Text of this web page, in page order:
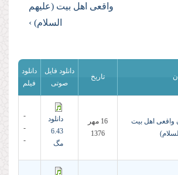
واقعى اهل بیت (علیهم
السلام) ›
تاریخ
دانلود فایل
صوتی
دانلود
فیلم
واقعى اهل بیت
16 مهر
1376
دانلود
6.43
مگ
-
-
-